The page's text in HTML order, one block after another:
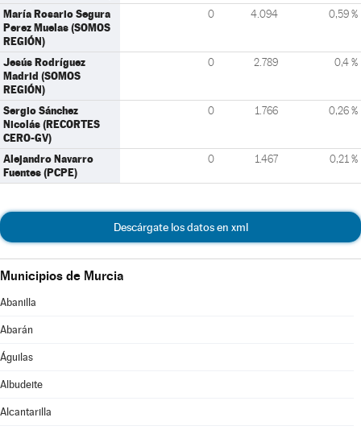
María Rosario Segura
Perez Muelas (SOMOS
REGIÓN)
0 4.094 0,59 %
Jesús Rodríguez
Madrid (SOMOS
REGIÓN)
0 2.789 0,4 %
Sergio Sánchez
Nicolás (RECORTES
CERO-GV)
0 1.766 0,26 %
Alejandro Navarro
Fuentes (PCPE)
0 1.467 0,21 %
Descárgate los datos en xml
Municipios de Murcia
Abanilla
Abarán
Águilas
Albudeite
Alcantarilla